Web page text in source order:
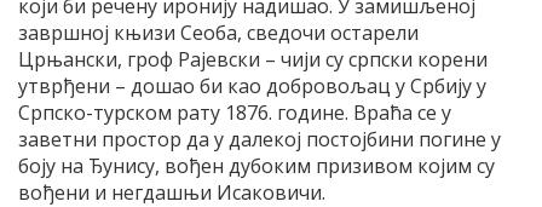
који би речену иронију надишао. У замишљеној
завршној књизи Сеоба, сведочи остарели
Црњански, гроф Рајевски – чији су српски корени
утврђени – дошао би као добровољац у Србију у
Српско-турском рату 1876. године. Враћа се у
заветни простор да у далекој постојбини погине у
боју на Ђунису, вођен дубоким призивом којим су
вођени и негдашњи Исаковичи.